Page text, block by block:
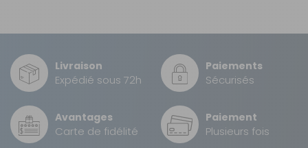
DPD Relais
4,99 €
DPD à domicile
10 €
2 à 3 jours ouvrés
Livraison
Expédié sous 72h
Paiements
Sécurisés
Avantages
Carte de fidélité
Paiement
Plusieurs fois